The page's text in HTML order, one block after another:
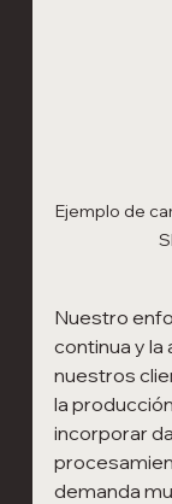
Ejemplo de
Nuestro
continua y la
nuestros
la
incorporar
demanda